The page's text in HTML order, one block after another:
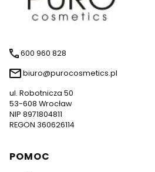
600 960 828
biuro@purocosmetics.pl
ul. Robotnicza 50
53-608 Wrocław
NIP 8971804811
REGON 360626114
Linki w stopce
POMOC